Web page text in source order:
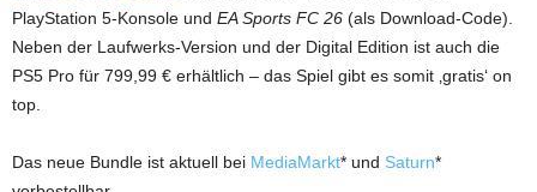
PlayStation 5-Konsole und EA Sports FC 26 (als Download-Code).
Neben der Laufwerks-Version und der Digital Edition ist auch die
PS5 Pro für 799,99 € erhältlich – das Spiel gibt es somit ‚gratis‘ on
top.
Das neue Bundle ist aktuell bei MediaMarkt* und Saturn*